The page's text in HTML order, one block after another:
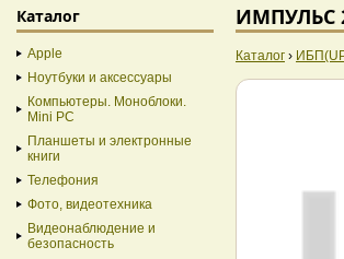
ИМПУЛЬС
Каталог ›
Каталог
Apple
Ноутбуки и аксессуары
Компьютеры. Моноблоки.
Mini PC
Планшеты и электронные
книги
Телефония
Фото, видеотехника
Видеонаблюдение и
безопасность